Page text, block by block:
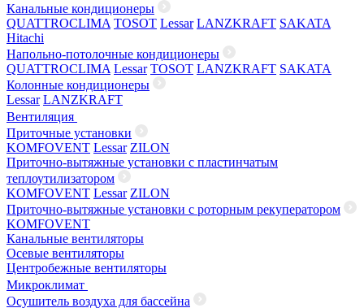
Канальные кондиционеры
QUATTROCLIMA TOSOT Lessar LANZKRAFT SAKATA
Hitachi
Напольно-потолочные кондиционеры
QUATTROCLIMA Lessar TOSOT LANZKRAFT SAKATA
Колонные кондиционеры
Lessar LANZKRAFT
Вентиляция
Приточные установки
KOMFOVENT Lessar ZILON
Приточно-вытяжные установки с пластинчатым
теплоутилизатором
KOMFOVENT Lessar ZILON
Приточно-вытяжные установки с роторным рекуператором
KOMFOVENT
Канальные вентиляторы
Осевые вентиляторы
Центробежные вентиляторы
Микроклимат
Осушитель воздуха для бассейна